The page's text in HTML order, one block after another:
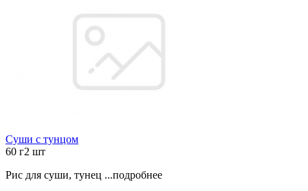
Суши с тунцом
60 г2 шт
Рис для суши, тунец ...подробнее